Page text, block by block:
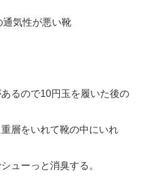
通気性が悪い靴
るので10円玉を履いた後の
層をいれて靴の中にいれ
ューっと消臭する。